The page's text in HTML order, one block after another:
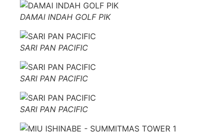
DAMAI INDAH GOLF PIK
SARI PAN PACIFIC
SARI PAN PACIFIC
SARI PAN PACIFIC